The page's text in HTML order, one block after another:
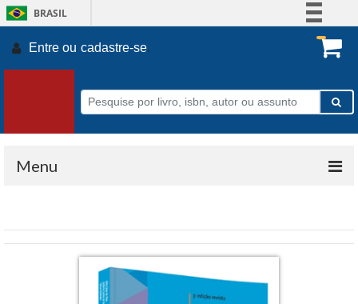
BRASIL
Participe
Acesso à informação
Legislação
Entre ou cadastre-se.
Menu